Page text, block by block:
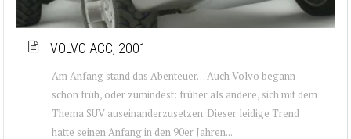
VOLVO ACC, 2001
Am Anfang stand das Abenteuer… Auch Volvo begann
schon früh, oder zumindest: früher als andere, sich mit dem
Thema SUV auseinanderzusetzen. Dieser leidige Trend
hatte seinen Anfang in den 90er Jahren...